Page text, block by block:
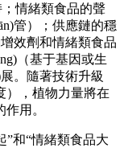
情緒類食品的聲
管）；供應鏈的穩
效劑和情緒類食品
（基于基因或生
。隨著技術升級
），植物力量將在
用。
”和“情緒類食品大